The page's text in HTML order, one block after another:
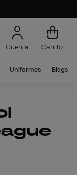
Cuenta Carrito
Uniformes Blogs